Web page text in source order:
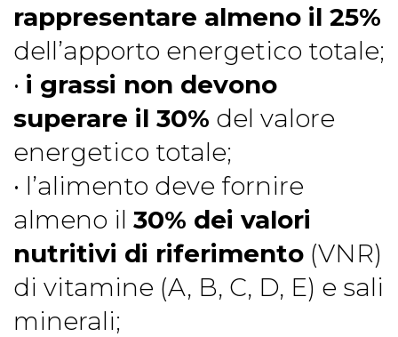
rappresentare almeno il 25%
dell’apporto energetico totale;
• i grassi non devono
superare il 30% del valore
energetico totale;
• l’alimento deve fornire
almeno il 30% dei valori
nutritivi di riferimento (VNR)
di vitamine (A, B, C, D, E) e sali
minerali;